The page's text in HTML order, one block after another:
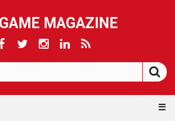
MAGAZINE
☰